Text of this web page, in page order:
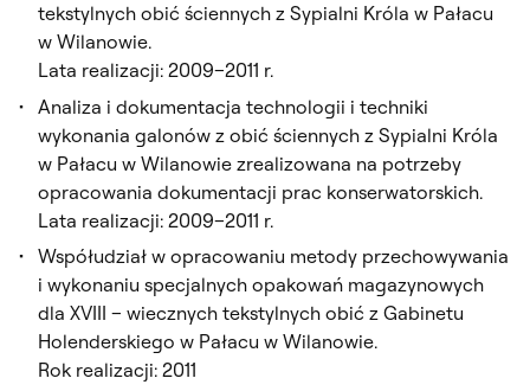
tekstylnych obić ściennych z Sypialni Króla w Pałacu
w Wilanowie.
Lata realizacji: 2009–2011 r.
Analiza i dokumentacja technologii i techniki
wykonania galonów z obić ściennych z Sypialni Króla
w Pałacu w Wilanowie zrealizowana na potrzeby
opracowania dokumentacji prac konserwatorskich.
Lata realizacji: 2009–2011 r.
Współudział w opracowaniu metody przechowywania
i wykonaniu specjalnych opakowań magazynowych
dla XVIII – wiecznych tekstylnych obić z Gabinetu
Holenderskiego w Pałacu w Wilanowie.
Rok realizacji: 2011